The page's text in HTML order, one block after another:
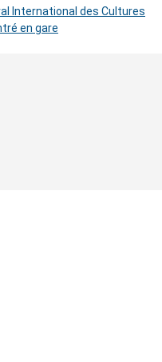
International des Cultures
en gare